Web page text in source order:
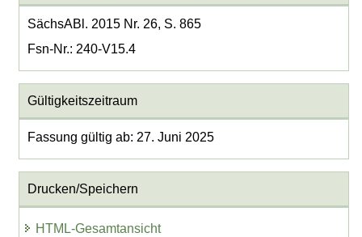
SächsABl. 2015 Nr. 26, S. 865
Fsn-Nr.: 240-V15.4
Gültigkeitszeitraum
Fassung gültig ab: 27. Juni 2025
Drucken/Speichern
HTML-Gesamtansicht